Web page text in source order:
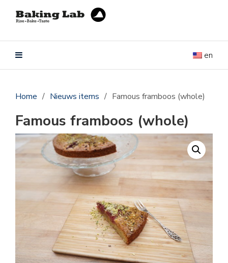
en
Home / Nieuws items / Famous framboos (whole)
Famous framboos (whole)